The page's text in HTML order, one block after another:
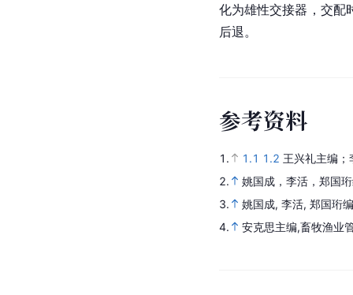
化为雄性交接器，交配
后退。
参考资料
1. 1.1 1.2 王兴礼主编
2.
姚国成，李活，郑国
3.
姚国成, 李活, 郑国珩
4.
安克思主编,畜牧渔业